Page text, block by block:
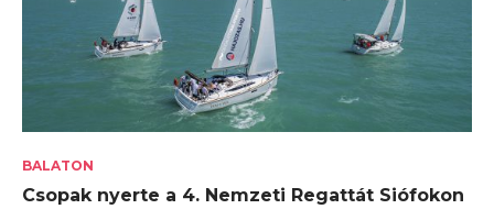
BALATON
Csopak nyerte a 4. Nemzeti Regattát Siófokon